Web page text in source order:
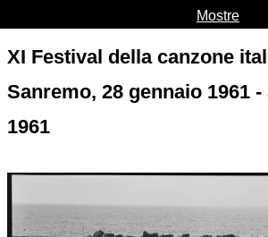
Mostre
XI Festival della canzone
Sanremo, 28 gennaio 1961
1961